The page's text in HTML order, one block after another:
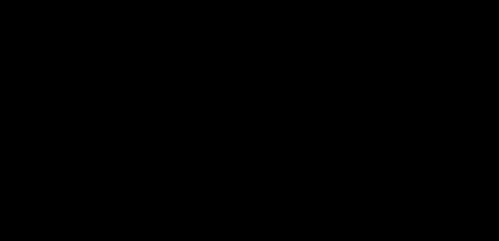
за такой сервис приятно возвращаться!
подарочные сертификаты на фотопечать в Михайловке.
считанные минуты. Доставили быстро и без проблем.